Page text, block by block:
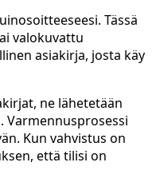
Tässä
valokuvattu
asiakirja, josta käy
ne lähetetään
Varmennusprosessi
Kun vahvistus on
että tilisi on